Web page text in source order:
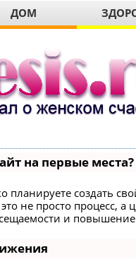
ДОМ
на первые места?
планируете создать
не просто процесс,
и